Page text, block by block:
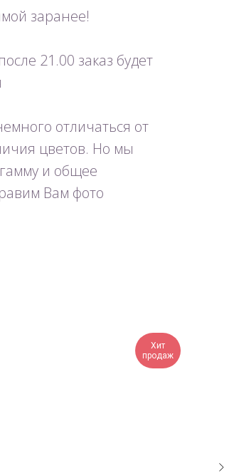
заранее!
21.00 заказ будет
отличаться от
цветов. Но мы
и общее
Вам фото
Хит
продаж